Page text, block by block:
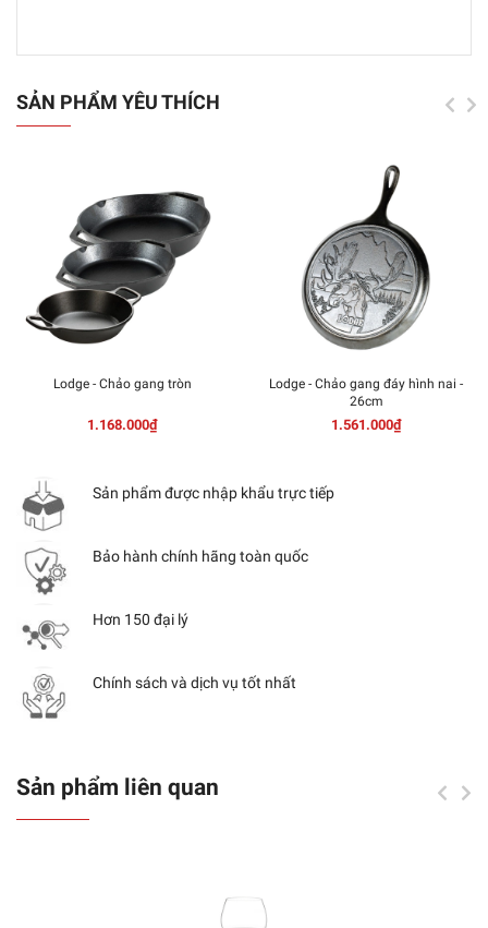
SẢN PHẨM YÊU THÍCH
Lodge - Chảo gang tròn
1.168.000₫
Lodge - Chảo gang đáy hình nai -
26cm
1.561.000₫
Sản phẩm được nhập khẩu trực tiếp
Bảo hành chính hãng toàn quốc
Hơn 150 đại lý
Chính sách và dịch vụ tốt nhất
Sản phẩm liên quan